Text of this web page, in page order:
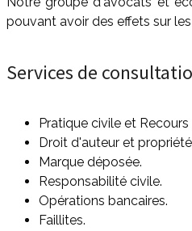
pouvant avoir des effets sur
Services de
Pratique civile et
Droit d'auteur et
Marque déposée.
Responsabilité civile.
Opérations bancaires.
Faillites.